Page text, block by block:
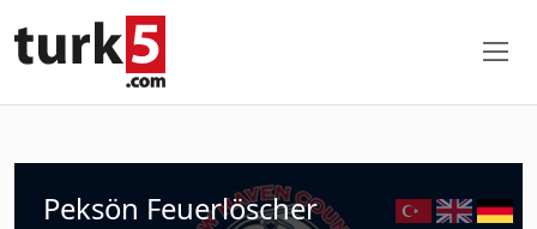
Peksön Feuerlöscher